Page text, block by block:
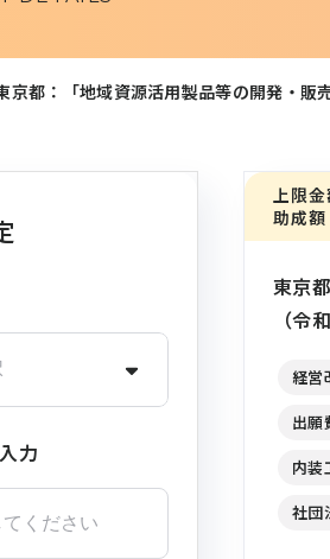
京都：「地域資源活用製品等の開発・販
力
上限金
助成額
東京
（令
経営
出願
内装
社団